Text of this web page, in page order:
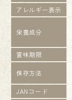
アレルギー表示
栄養成分
賞味期限
保存方法
JANコード